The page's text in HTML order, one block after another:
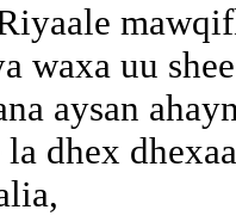
waxa uu
aysan
dhex